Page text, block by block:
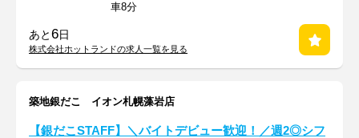
車8分
あと6日
株式会社ホットランドの求人一覧を見る
築地銀だこ イオン札幌藻岩店
【銀だこSTAFF】＼バイトデビュー歓迎！／週2◎シフ